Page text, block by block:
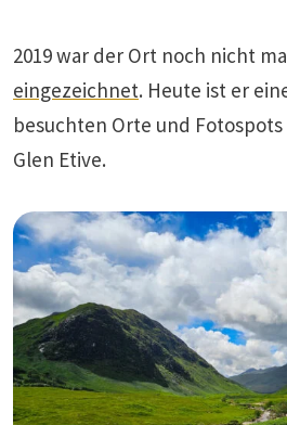
2019 war der Ort noch nicht
eingezeichnet. Heute ist er
besuchten Orte und
Glen Etive.